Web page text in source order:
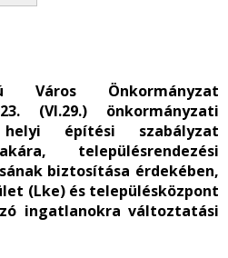
Önkormányzat
(VI.29.) önkormányzati
építési szabályzat
településrendezési
biztosítása érdekében,
(Lke) és településközpont
ingatlanokra változtatási